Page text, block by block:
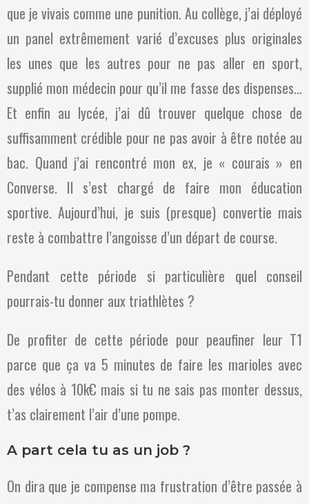
que je vivais comme une punition. Au collège, j’ai déployé
un panel extrêmement varié d’excuses plus originales
les unes que les autres pour ne pas aller en sport,
supplié mon médecin pour qu’il me fasse des dispenses…
Et enfin au lycée, j’ai dû trouver quelque chose de
suffisamment crédible pour ne pas avoir à être notée au
bac. Quand j’ai rencontré mon ex, je « courais » en
Converse. Il s’est chargé de faire mon éducation
sportive. Aujourd’hui, je suis (presque) convertie mais
reste à combattre l’angoisse d’un départ de course.
Pendant cette période si particulière quel conseil
pourrais-tu donner aux triathlètes ?
De profiter de cette période pour peaufiner leur T1
parce que ça va 5 minutes de faire les marioles avec
des vélos à 10k€ mais si tu ne sais pas monter dessus,
t’as clairement l’air d’une pompe.
A part cela tu as un job ?
On dira que je compense ma frustration d’être passée à